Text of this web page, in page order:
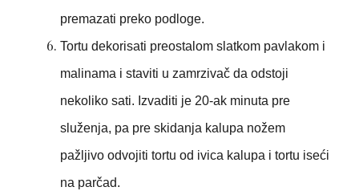
premazati preko podloge.
Tortu dekorisati preostalom slatkom pavlakom i
malinama i staviti u zamrzivač da odstoji
nekoliko sati. Izvaditi je 20-ak minuta pre
služenja, pa pre skidanja kalupa nožem
pažljivo odvojiti tortu od ivica kalupa i tortu iseći
na parčad.